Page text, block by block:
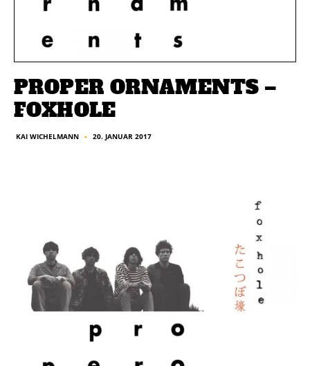
PROPER ORNAMENTS –
FOXHOLE
KAI WICHELMANN ■ 20. JANUAR 2017